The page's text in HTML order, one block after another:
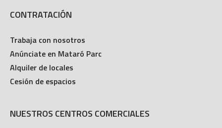
CONTRATACIÓN
Trabaja con nosotros
Anúnciate en Mataró Parc
Alquiler de locales
Cesión de espacios
NUESTROS CENTROS COMERCIALES